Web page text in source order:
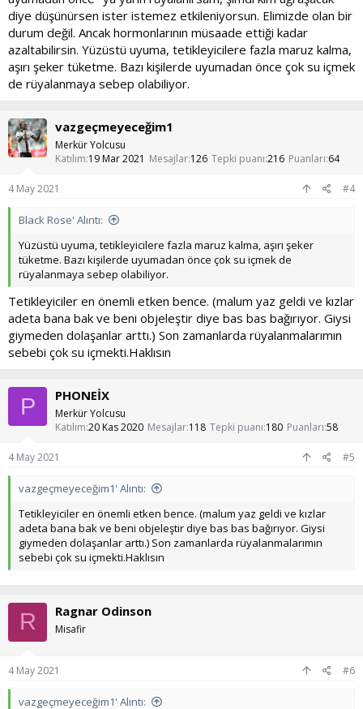
azken de ilişkiye girebilir, ancak bir erkek erken boşalıyor ve
ardından penis yeterince sertleşmiyorsa cinsel birliktelik asla
istenildiği gibi gerçekleşmez ve cinsel hayat olumsuz etkilenir.
2- Sosyal ilişkilerde bozukluklar
Arkadaşlar şunu anlamalıyız ki p**** da hiçbir şey gerçek değil!
Pornoda gördüğümüz o sahneler ile kadınları arşa çıkartıyoruz,
sosyal anksiyetelerimiz ve başka problemlerimiz olabiliyor.
Gerçek Dünyada öyle bir ilişki yaşayan kesim sadece %1-2 ‘dir.
olsa gerek çiftler fantezilerini kolayca dile getiremiyorlar.
ayarlanmıştır ve kadın zevk almasa bile sürekli bir rol yapma
Özet olarak bu cinsel enerjiyi/arzuyu boşa harcamaya devam
etmek bizim hedeflerimize karşı son derece etkileyerek çalışma
özgürlüğü elde edemeyeceğiz…
diye düşünürsen ister istemez etkileniyorsun. Elimizde olan bir
durum değil. Ancak hormonlarının müsaade ettiği kadar
azaltabilirsin. Yüzüstü uyuma, tetikleyicilere fazla maruz kalma,
aşırı şeker tüketme. Bazı kişilerde uyumadan önce çok su içmek
de rüyalanmaya sebep olabiliyor.
vazgeçmeyeceğim1
Merkür Yolcusu
Katılım 19 Mar 2021 Mesajlar 126 Tepki puanı 216 Puanları 64
4 May 2021 #4
Black Rose' Alıntı:
Yüzüstü uyuma, tetikleyicilere fazla maruz kalma, aşırı şeker
tüketme. Bazı kişilerde uyumadan önce çok su içmek de
rüyalanmaya sebep olabiliyor.
Tetikleyiciler en önemli etken bence. (malum yaz geldi ve kızlar
adeta bana bak ve beni objeleştir diye bas bas bağırıyor. Giysi
giymeden dolaşanlar arttı.) Son zamanlarda rüyalanmalarımın
sebebi çok su içmekti.Haklısın
P PHONEİX
Merkür Yolcusu
Katılım 20 Kas 2020 Mesajlar 118 Tepki puanı 180 Puanları 58
4 May 2021 #5
vazgeçmeyeceğim1' Alıntı:
Tetikleyiciler en önemli etken bence. (malum yaz geldi ve kızlar
adeta bana bak ve beni objeleştir diye bas bas bağırıyor. Giysi
giymeden dolaşanlar arttı.) Son zamanlarda rüyalanmalarımın
sebebi çok su içmekti.Haklısın
R Ragnar Odinson
Misafir
4 May 2021 #6
vazgeçmeyeceğim1' Alıntı: